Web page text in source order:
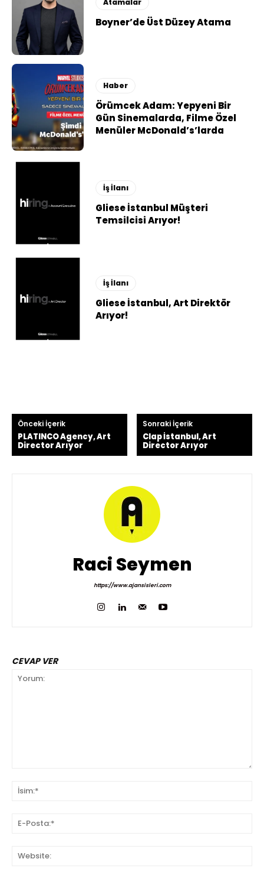
Atamalar
Boyner’de Üst Düzey Atama
Haber
Örümcek Adam: Yepyeni Bir
Gün Sinemalarda, Filme Özel
Menüler McDonald’s’larda
İş İlanı
Gliese İstanbul Müşteri
Temsilcisi Arıyor!
İş İlanı
Gliese İstanbul, Art Direktör
Arıyor!
Önceki İçerik
PLATINCO Agency, Art
Director Arıyor
Sonraki İçerik
Clap İstanbul, Art
Director Arıyor
Raci Seymen
https://www.ajansisleri.com
CEVAP VER